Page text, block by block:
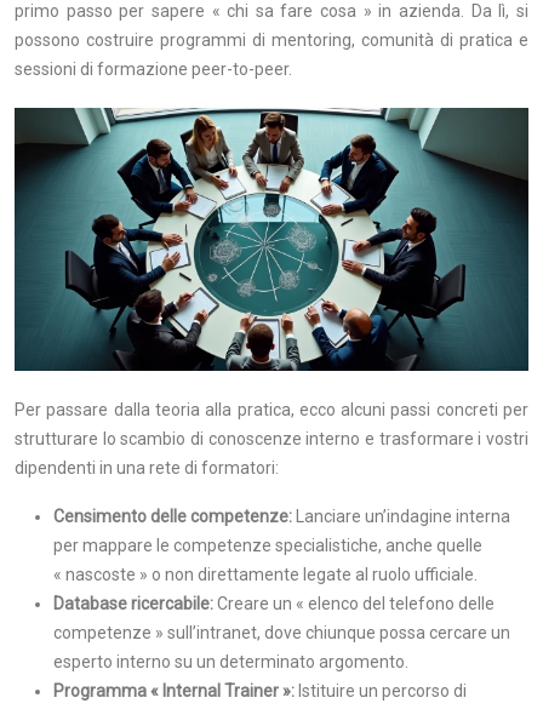
primo passo per sapere « chi sa fare cosa » in azienda. Da lì, si
possono costruire programmi di mentoring, comunità di pratica e
sessioni di formazione peer-to-peer.
Per passare dalla teoria alla pratica, ecco alcuni passi concreti per
strutturare lo scambio di conoscenze interno e trasformare i vostri
dipendenti in una rete di formatori:
Censimento delle competenze: Lanciare un’indagine interna
per mappare le competenze specialistiche, anche quelle
« nascoste » o non direttamente legate al ruolo ufficiale.
Database ricercabile:Creare un « elenco del telefono delle
competenze » sull’intranet, dove chiunque possa cercare un
esperto interno su un determinato argomento.
Programma « Internal Trainer »: Istituire un percorso di